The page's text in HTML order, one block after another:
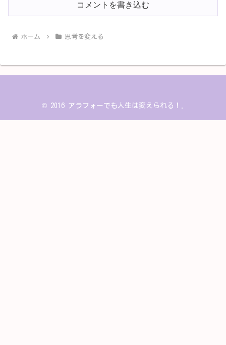
コメントを書き込む
ホーム 思考を変える
© 2016 アラフォーでも人生は変えられる！.